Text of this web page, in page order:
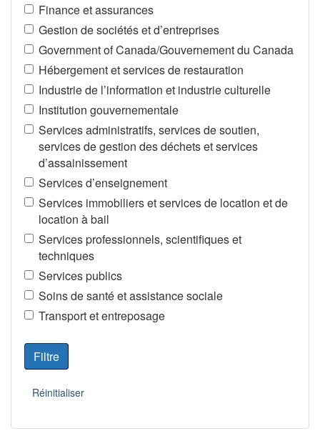
Finance et assurances
Gestion de sociétés et d’entreprises
Government of Canada/Gouvernement du Canada
Hébergement et services de restauration
Industrie de l’information et industrie culturelle
Institution gouvernementale
Services administratifs, services de soutien,
services de gestion des déchets et services
d’assainissement
Services d’enseignement
Services immobiliers et services de location et de
location à bail
Services professionnels, scientifiques et
techniques
Services publics
Soins de santé et assistance sociale
Transport et entreposage